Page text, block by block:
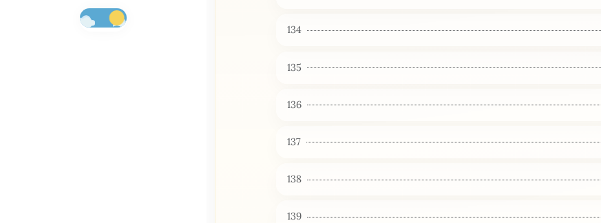
134
135
136
137
138
139